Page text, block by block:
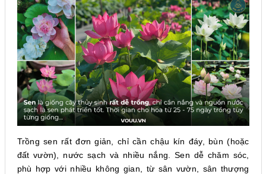
Trồng sen rất đơn giản, chỉ cần chậu kín đáy, bùn (hoặc
đất vườn), nước sạch và nhiều nắng. Sen dễ chăm sóc,
phù hợp với nhiều không gian, từ sân vườn, sân thượng